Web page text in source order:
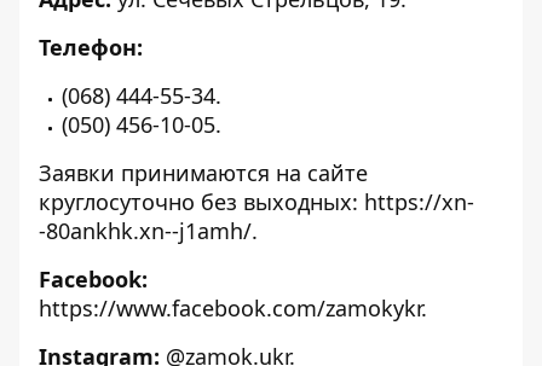
Телефон:
(068) 444-55-34.
(050) 456-10-05.
Заявки принимаются на сайте
круглосуточно без выходных: https://xn-
-80ankhk.xn--j1amh/.
Facebook:
https://www.facebook.com/zamokykr.
Instagram: @zamok.ukr.